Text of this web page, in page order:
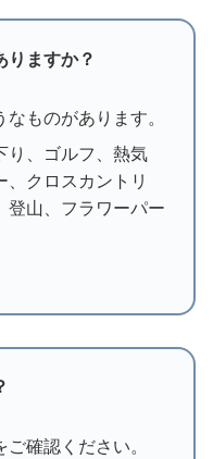
りますか？
ものがあります。
り、ゴルフ、熱気
、クロスカントリ
登山、フラワーパー
確認ください。